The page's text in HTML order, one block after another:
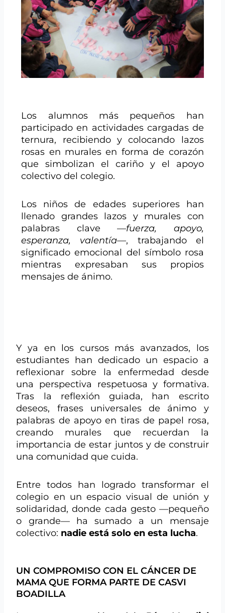
Los alumnos más pequeños han
participado en actividades cargadas de
ternura, recibiendo y colocando lazos
rosas en murales en forma de corazón
que simbolizan el cariño y el apoyo
colectivo del colegio.
Los niños de edades superiores han
llenado grandes lazos y murales con
palabras clave —fuerza, apoyo,
esperanza, valentía—, trabajando el
significado emocional del símbolo rosa
mientras expresaban sus propios
mensajes de ánimo.
Y ya en los cursos más avanzados, los
estudiantes han dedicado un espacio a
reflexionar sobre la enfermedad desde
una perspectiva respetuosa y formativa.
Tras la reflexión guiada, han escrito
deseos, frases universales de ánimo y
palabras de apoyo en tiras de papel rosa,
creando murales que recuerdan la
importancia de estar juntos y de construir
una comunidad que cuida.
Entre todos han logrado transformar el
colegio en un espacio visual de unión y
solidaridad, donde cada gesto —pequeño
o grande— ha sumado a un mensaje
colectivo: nadie está solo en esta lucha.
UN COMPROMISO CON EL CÁNCER DE
MAMA QUE FORMA PARTE DE CASVI
BOADILLA